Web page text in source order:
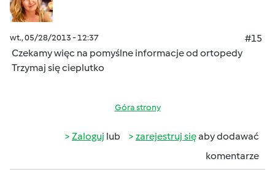
wt., 05/28/2013 - 12:37
#15
Czekamy więc na pomyślne informacje od ortopedy
Trzymaj się cieplutko
Góra strony
Zaloguj lub zarejestruj sięaby dodawać
komentarze